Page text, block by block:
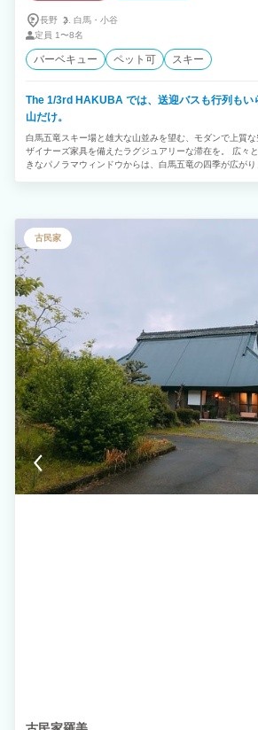
長野 白馬・ 小谷
定員 1〜8名
バーベキュー ペット可 スキー
The 1/3rd HAKUBA では、送迎バスも行列もい
山だけ。
白馬五竜スキー場と雄大な山並みを望む、モダンで上質
ザイナーズ家具を備えたラグジュアリーな滞在を。 広々
きなパノラマウィンドウからは、白馬五竜の四季が広が
古民家